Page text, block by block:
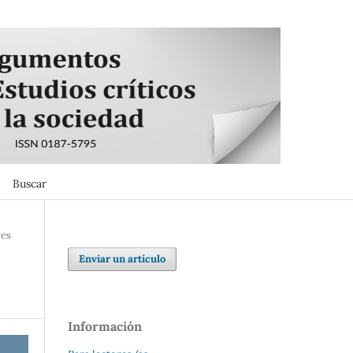
Buscar
Enviar un artículo
Información